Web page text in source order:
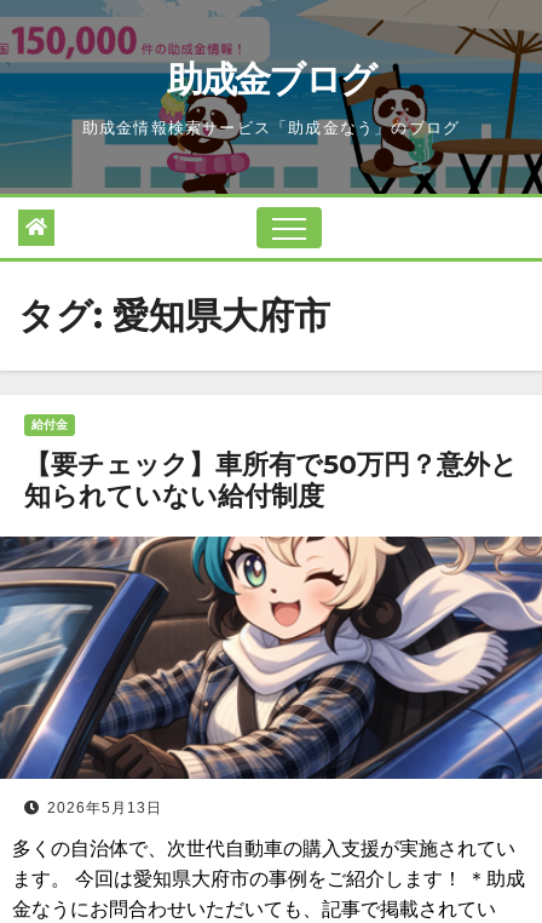
Skip
to
content
助成金ブログ
助成金情報検索サービス「助成金なう」のブログ
タグ: 愛知県大府市
給付金
【要チェック】車所有で50万円？意外と
知られていない給付制度
2026年5月13日
多くの自治体で、次世代自動車の購入支援が実施されてい
ます。 今回は愛知県大府市の事例をご紹介します！ ＊助成
金なうにお問合わせいただいても、記事で掲載されてい